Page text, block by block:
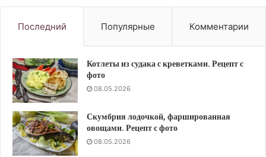
Последний Популярные Комментарии
Котлеты из судака с креветками. Рецепт с
фото
08.05.2026
Скумбрия лодочкой, фаршированная
овощами. Рецепт с фото
08.05.2026